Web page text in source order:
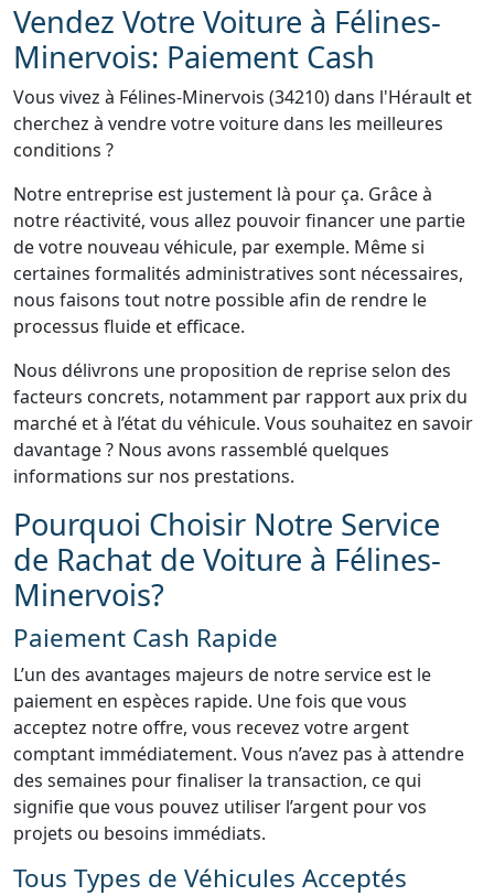
Vendez Votre Voiture à Félines-
Minervois: Paiement Cash
Vous vivez à Félines-Minervois (34210) dans l'Hérault et
cherchez à vendre votre voiture dans les meilleures
conditions ?
Notre entreprise est justement là pour ça. Grâce à
notre réactivité, vous allez pouvoir financer une partie
de votre nouveau véhicule, par exemple. Même si
certaines formalités administratives sont nécessaires,
nous faisons tout notre possible afin de rendre le
processus fluide et efficace.
Nous délivrons une proposition de reprise selon des
facteurs concrets, notamment par rapport aux prix du
marché et à l’état du véhicule. Vous souhaitez en savoir
davantage ? Nous avons rassemblé quelques
informations sur nos prestations.
Pourquoi Choisir Notre Service
de Rachat de Voiture à Félines-
Minervois?
Paiement Cash Rapide
L’un des avantages majeurs de notre service est le
paiement en espèces rapide. Une fois que vous
acceptez notre offre, vous recevez votre argent
comptant immédiatement. Vous n’avez pas à attendre
des semaines pour finaliser la transaction, ce qui
signifie que vous pouvez utiliser l’argent pour vos
projets ou besoins immédiats.
Tous Types de Véhicules Acceptés